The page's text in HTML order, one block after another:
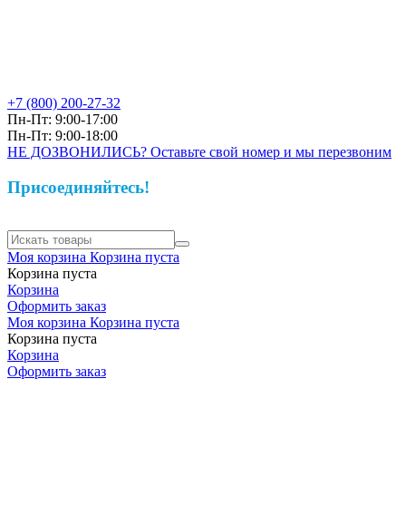
+7 (800) 200-27-32
Пн-Пт: 9:00-17:00
Пн-Пт: 9:00-18:00
НЕ ДОЗВОНИЛИСЬ? Оставьте свой номер и мы перезвоним
Присоединяйтесь!
Моя корзина Корзина пуста
Корзина пуста
Корзина
Оформить заказ
Моя корзина Корзина пуста
Корзина пуста
Корзина
Оформить заказ